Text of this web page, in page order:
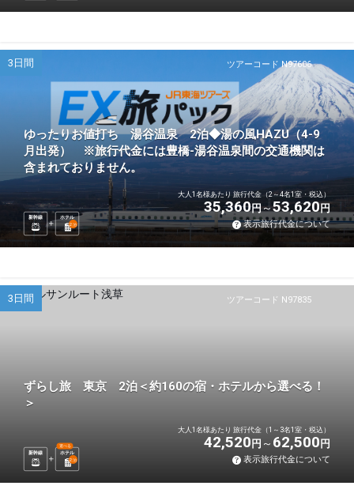
ツアーコード N97606
3日間
ゆったりお値打ち 湯谷温泉 2泊◆湯の風HAZU（4-9
月出発） ※旅行代金には豊橋-湯谷温泉間の交通機関は
含まれておりません。
新幹線
ホテル
2泊
大人1名様あたり 旅行代金（2～4名1室・税込）
35,360円 53,620円
表示旅行代金について
ツアーコード N97835
3日間
ずらし旅 東京 2泊＜約160の宿・ホテルから選べる！
＞
新幹線 ホテル
選べる
2泊
大人1名様あたり 旅行代金（1～3名1室・税込）
42,520 円 62,500 円
表示旅行代金について